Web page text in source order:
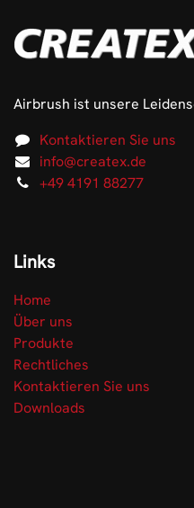
Airbrush ist unsere
Kontaktieren Sie uns
info@createx.de
+49 4191 88277
Links
Home
Über uns
Produkte
Rechtliches
Kontaktieren Sie uns
Downloads